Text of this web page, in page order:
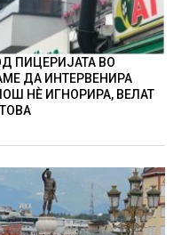
ПИЦЕРИЈАТА ВО
ДА ИНТЕРВЕНИРА
НÈ ИГНОРИРА, ВЕЛАТ